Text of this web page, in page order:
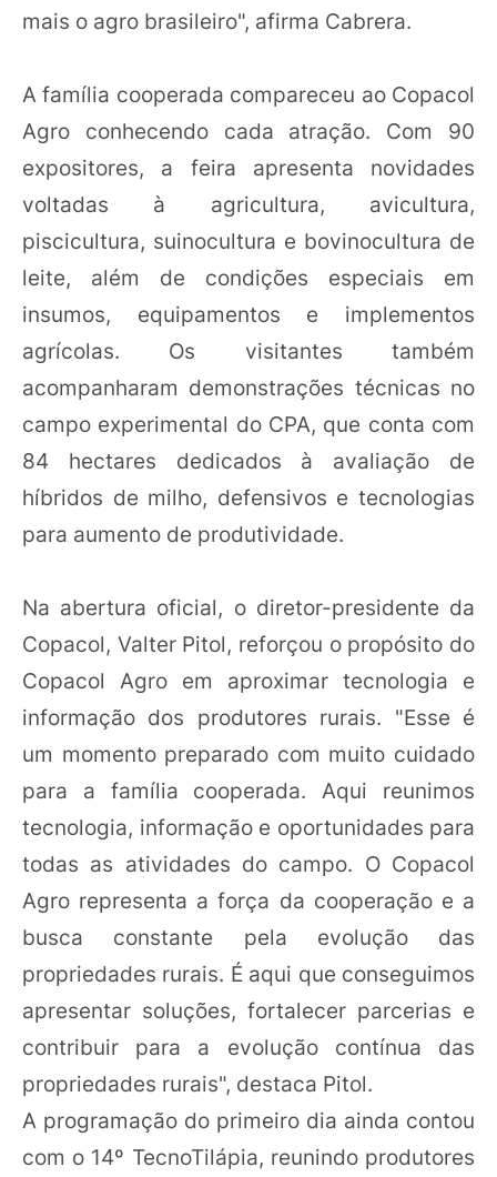
mais o agro brasileiro", afirma Cabrera.
A família cooperada compareceu ao Copacol
Agro conhecendo cada atração. Com 90
expositores, a feira apresenta novidades
voltadas à agricultura, avicultura,
piscicultura, suinocultura e bovinocultura de
leite, além de condições especiais em
insumos, equipamentos e implementos
agrícolas. Os visitantes também
acompanharam demonstrações técnicas no
campo experimental do CPA, que conta com
84 hectares dedicados à avaliação de
híbridos de milho, defensivos e tecnologias
para aumento de produtividade.
Na abertura oficial, o diretor-presidente da
Copacol, Valter Pitol, reforçou o propósito do
Copacol Agro em aproximar tecnologia e
informação dos produtores rurais. "Esse é
um momento preparado com muito cuidado
para a família cooperada. Aqui reunimos
tecnologia, informação e oportunidades para
todas as atividades do campo. O Copacol
Agro representa a força da cooperação e a
busca constante pela evolução das
propriedades rurais. É aqui que conseguimos
apresentar soluções, fortalecer parcerias e
contribuir para a evolução contínua das
propriedades rurais", destaca Pitol.
A programação do primeiro dia ainda contou
com o 14º TecnoTilápia, reunindo produtores